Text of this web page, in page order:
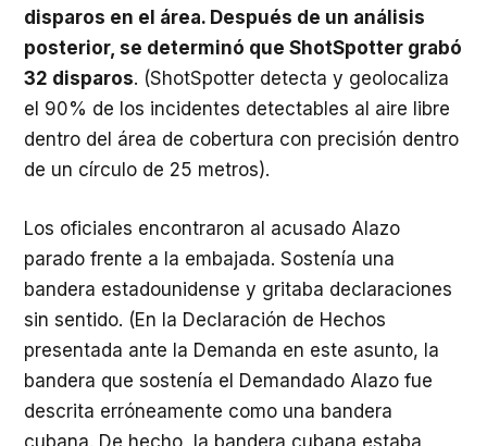
disparos en el área. Después de un análisis
posterior, se determinó que ShotSpotter grabó
32 disparos. (ShotSpotter detecta y geolocaliza
el 90% de los incidentes detectables al aire libre
dentro del área de cobertura con precisión dentro
de un círculo de 25 metros).
Los oficiales encontraron al acusado Alazo
parado frente a la embajada. Sostenía una
bandera estadounidense y gritaba declaraciones
sin sentido. (En la Declaración de Hechos
presentada ante la Demanda en este asunto, la
bandera que sostenía el Demandado Alazo fue
descrita erróneamente como una bandera
cubana. De hecho, la bandera cubana estaba